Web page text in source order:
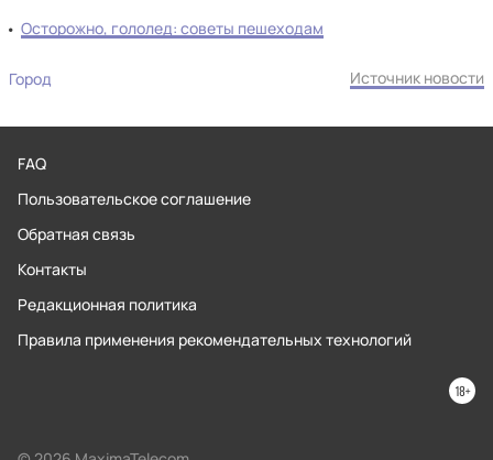
Осторожно, гололед: советы пешеходам
Город Источник новости
FAQ
Пользовательское соглашение
Обратная связь
Контакты
Редакционная политика
Правила применения рекомендательных технологий